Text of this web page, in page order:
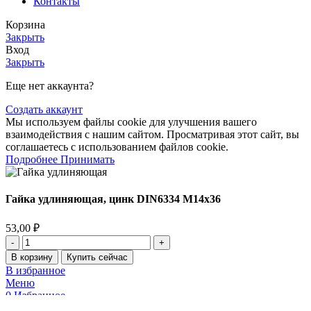
Корзина
Закрыть
Вход
Закрыть
Еще нет аккаунта?
Создать аккаунт
Мы используем файлы cookie для улучшения вашего
взаимодействия с нашим сайтом. Просматривая этот сайт, вы
соглашаетесь с использованием файлов cookie.
Подробнее Принимать
Гайка удлиняющая, цинк DIN6334 М14х36
53,00 ₽
В корзину Купить сейчас
В избранное
Меню
0 Избранное